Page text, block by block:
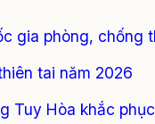
gia phòng, chống
tai năm 2026
Tuy Hòa khắc